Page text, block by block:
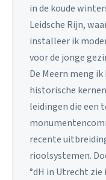
in de koude
Leidsche Rijn,
installeer ik
voor de jonge
De Meern meng
historische
leidingen die een
recente
rioolsystemen.
°dH in Utrecht zie